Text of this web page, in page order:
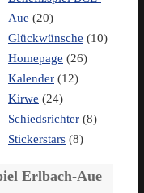
Aue (20)
Glückwünsche (10)
Homepage (26)
Kalender (12)
Kirwe (24)
Schiedsrichter (8)
Stickerstars (8)
Erlbach-Aue